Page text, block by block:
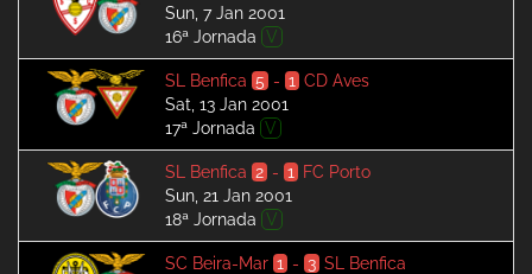
Sun, 7 Jan 2001
16ª Jornada V
SL Benfica 5 - 1 CD Aves
Sat, 13 Jan 2001
17ª Jornada V
SL Benfica 2 - 1
FC Porto
Sun, 21 Jan 2001
18ª Jornada V
SC Beira-Mar 1 - 3 SL Benfica